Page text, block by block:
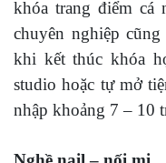
khóa trang điểm cá
chuyên nghiệp
khi kết thúc khóa
studio hoặc tự mở
nhập khoảng 7 – 10